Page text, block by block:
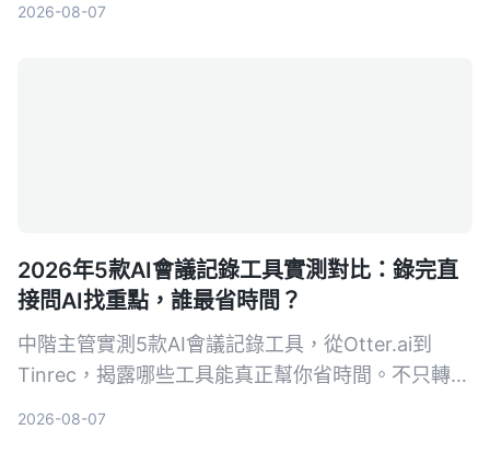
2026-08-07
2026年5款AI會議記錄工具實測對比：錄完直
接問AI找重點，誰最省時間？
中階主管實測5款AI會議記錄工具，從Otter.ai到
Tinrec，揭露哪些工具能真正幫你省時間。不只轉文
2026-08-07